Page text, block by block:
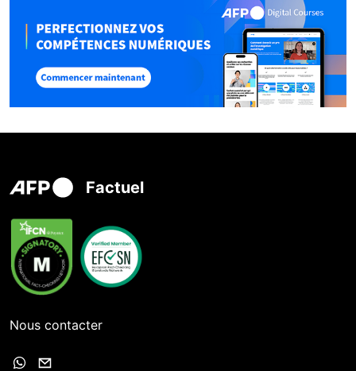
Factuel
Nous contacter